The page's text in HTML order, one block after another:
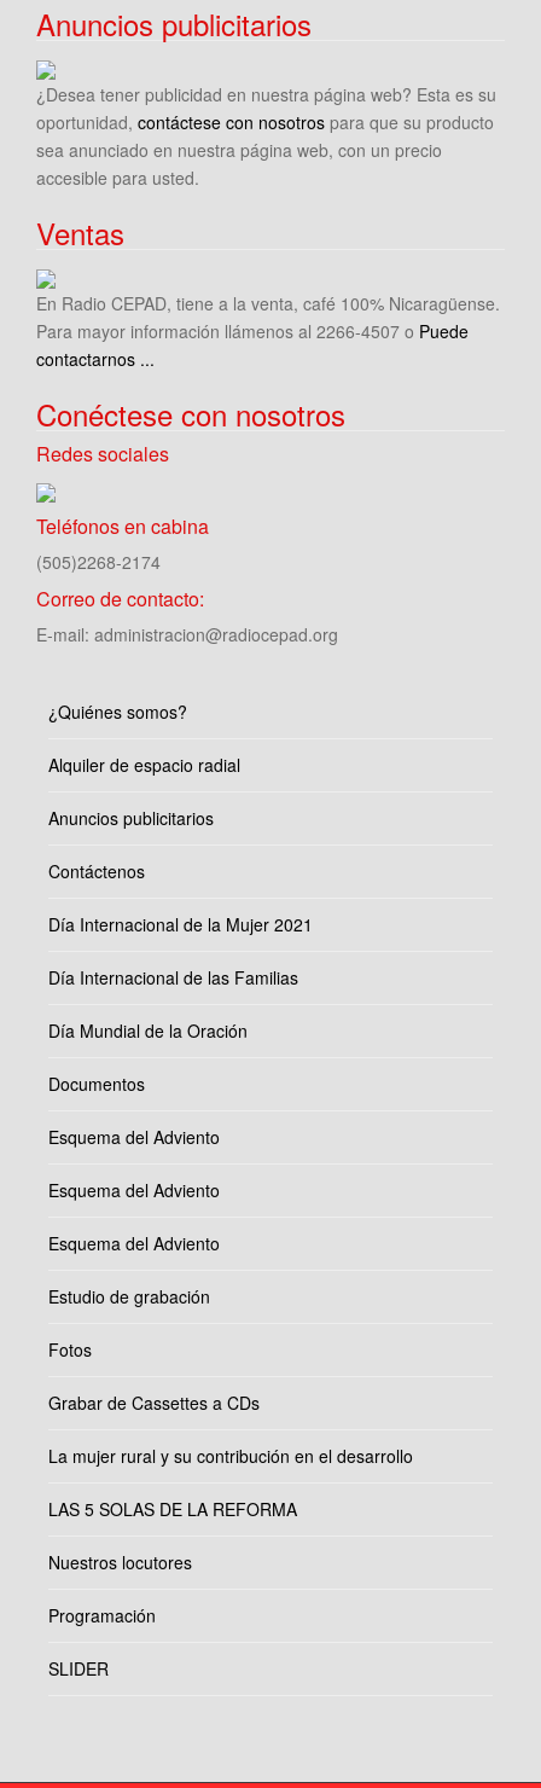
Anuncios publicitarios
¿Desea tener publicidad en nuestra página web? Esta es su
oportunidad, contáctese con nosotros para que su producto
sea anunciado en nuestra página web, con un precio
accesible para usted.
Ventas
En Radio CEPAD, tiene a la venta, café 100% Nicaragüense.
Para mayor información llámenos al 2266-4507 o Puede
contactarnos ...
Conéctese con nosotros
Redes sociales
Teléfonos en cabina
(505)2268-2174
Correo de contacto:
E-mail: administracion@radiocepad.org
¿Quiénes somos?
Alquiler de espacio radial
Anuncios publicitarios
Contáctenos
Día Internacional de la Mujer 2021
Día Internacional de las Familias
Día Mundial de la Oración
Documentos
Esquema del Adviento
Esquema del Adviento
Esquema del Adviento
Estudio de grabación
Fotos
Grabar de Cassettes a CDs
La mujer rural y su contribución en el desarrollo
LAS 5 SOLAS DE LA REFORMA
Nuestros locutores
Programación
SLIDER